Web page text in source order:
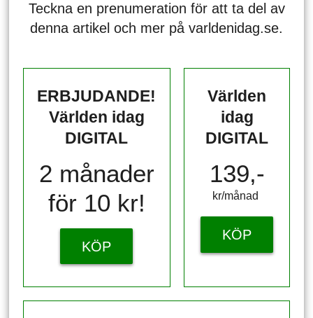
Teckna en prenumeration för att ta del av
denna artikel och mer på varldenidag.se.
ERBJUDANDE!
Världen idag
DIGITAL
2 månader
för 10 kr!
KÖP
Världen
idag
DIGITAL
139,-
kr/månad ​​​​​​
KÖP